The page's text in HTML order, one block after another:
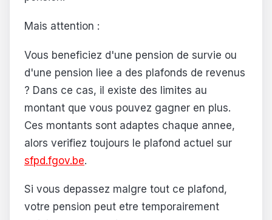
Mais attention :
Vous beneficiez d'une pension de survie ou
d'une pension liee a des plafonds de revenus
? Dans ce cas, il existe des limites au
montant que vous pouvez gagner en plus.
Ces montants sont adaptes chaque annee,
alors verifiez toujours le plafond actuel sur
sfpd.fgov.be.
Si vous depassez malgre tout ce plafond,
votre pension peut etre temporairement